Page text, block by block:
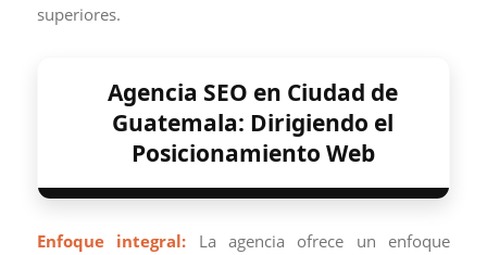
superiores.
Agencia SEO en Ciudad de
Guatemala: Dirigiendo el
Posicionamiento Web
Enfoque integral: La agencia ofrece un enfoque